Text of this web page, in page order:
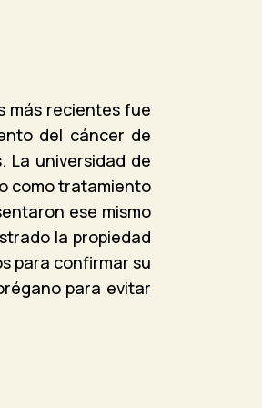
más recientes fue
del cáncer de
La universidad de
como tratamiento
ese mismo
la propiedad
para confirmar su
para evitar